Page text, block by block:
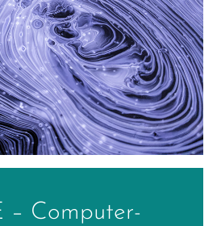
– Computer-